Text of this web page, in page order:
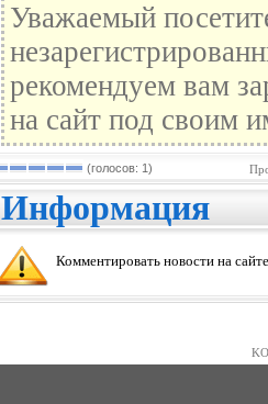
Уважаемый
рекомендуем вам
на сайт под своим
(голосов: 1)
Информация
Комментировать новости на